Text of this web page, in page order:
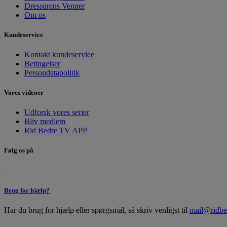
Dressurens Venner
Om os
Kundeservice
Kontakt kundeservice
Betingelser
Persondatapolitik
Vores videoer
Udforsk vores serier
Bliv medlem
Rid Bedre TV APP
Følg os på
Brug for hjælp?
Har du brug for hjælp eller spørgsmål, så skriv venligst til